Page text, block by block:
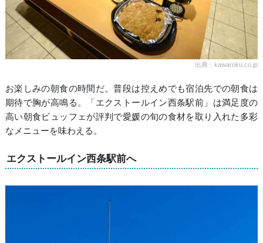
出典：kawaroku.co.jp
お楽しみの朝食の時間だ。普段は控えめでも宿泊先での朝食は
期待で胸が高鳴る。「エクストールイン西条駅前」は満足度の
高い朝食ビュッフェが評判で愛媛の旬の食材を取り入れた多彩
なメニューを味わえる。
エクストールイン西条駅前へ